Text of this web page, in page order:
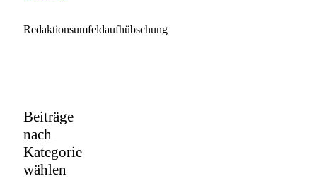
Redaktionsumfeldaufhübschung
Beiträge
nach
Kategorie
wählen